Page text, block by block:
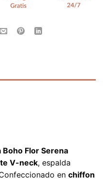
Flor Serena
V-neck, espalda
en chiffon